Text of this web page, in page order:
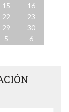
15
16
22
23
29
30
5 6